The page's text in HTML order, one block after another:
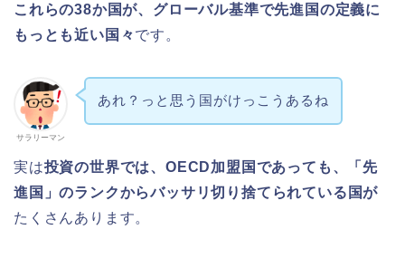
これらの38か国が、グローバル基準で先進国の定義に
もっとも近い国々です。
サラリーマン
あれ？っと思う国がけっこうあるね
実は投資の世界では、OECD加盟国であっても、「先
進国」のランクからバッサリ切り捨てられている国が
たくさんあります。